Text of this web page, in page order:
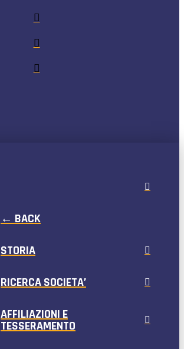
← BACK
STORIA
RICERCA SOCIETA’
AFFILIAZIONI E
TESSERAMENTO